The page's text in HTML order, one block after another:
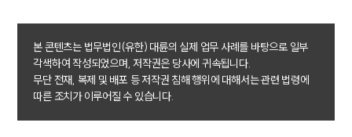
고객후기
업무분야
음주교통사고대응부 업무
전체
본 콘텐츠는 법무법인(유한) 대륜의 실제 업무 사례를 바탕으로 일부
각색하여 작성되었으며, 저작권은 당사에 귀속됩니다.
무단 전재, 복제 및 배포 등 저작권 침해 행위에 대해서는 관련 법령에
따른 조치가 이루어질 수 있습니다.